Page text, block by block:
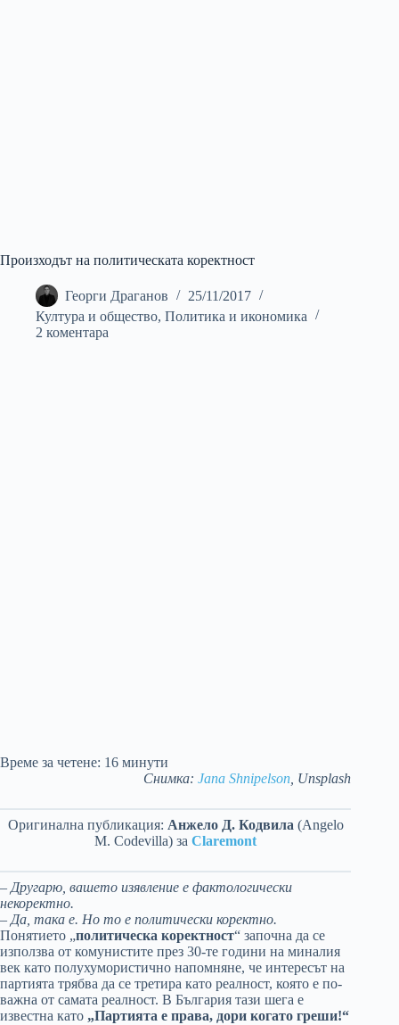
Произходът на политическата коректност
Георги Драганов
25/11/2017
Култура и общество, Политика и икономика
2 коментара
Време за четене: 16 минути
Снимка:Jana Shnipelson , Unsplash
Оригинална публикация: Анжело Д. Кодвила (Angelo
M. Codevilla) заClaremont
– Другарю, вашето изявление е фактологически
некоректно.
– Да, така е. Но то е политически коректно.
Понятието „политическа коректност“ започна да се
използва от комунистите през 30-те години на миналия
век като полухумористично напомняне, че интересът на
партията трябва да се третира като реалност, която е по-
важна от самата реалност. В България тази шега е
известна като „Партията е права, дори когато греши!“